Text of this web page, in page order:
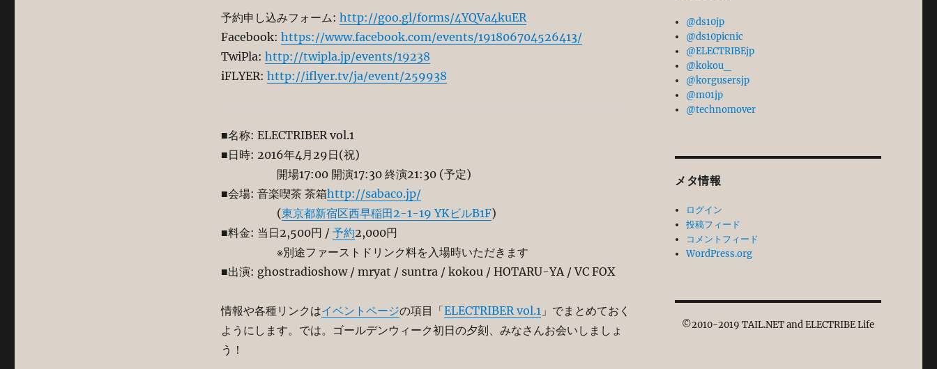
予約申し込みフォーム: http://goo.gl/forms/4YQVa4kuER
Facebook: https://www.facebook.com/events/191806704526413/
TwiPla: http://twipla.jp/events/19238
iFLYER: http://iflyer.tv/ja/event/259938
■名称: ELECTRIBER vol.1
■日時: 2016年4月29日(祝)
開場17:00 開演17:30 終演21:30 (予定)
■会場: 音楽喫茶 茶箱http://sabaco.jp/
(東京都新宿区西早稲田2-1-19 YKビルB1F)
■料金: 当日2,500円 / 予約2,000円
※別途ファーストドリンク料を入場時いただきます
■出演: ghostradioshow / mryat / suntra / kokou / HOTARU-YA / VC FOX
情報や各種リンクはイベントページの項目「ELECTRIBER vol.1」でまとめておく
ようにします。では。ゴールデンウィーク初日の夕刻、みなさんお会いしましょ
う！
@ds10jp
@ds10picnic
@ELECTRIBEjp
@kokou_
@korgusersjp
@m01jp
@technomover
メタ情報
ログイン
投稿フィード
コメントフィード
WordPress.org
©2010-2019 TAIL.NET and ELECTRIBE Life